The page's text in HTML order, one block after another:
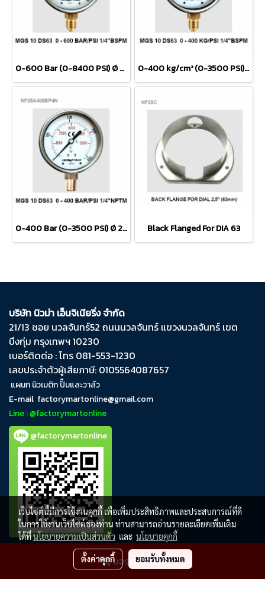
ขอราคาสินค้า
0-600 Bar (0-8400 PSI) Ø 2.5" Brass Lower BSPM 0-400 kg/cm² (0-3500 PSI) Ø 2.5" Brass Lower BSPM
0-400 Bar (0-3500 PSI) Ø 2.5" Brass Lower NPTM Black Flanged For DIA 63
บริษัท นิวม่า เอ็นจิเนียริ่ง จำกัด
21/13 ซอย นวลจันทร์​52 ถนน​นวลจันทร์​ แขวง​นวลจันทร์​ เขต​
บึงกุ่ม​ กรุงเทพฯ​ 10230
เบอร์ติดต่อ : โทร 081-553-1230
เลขประจำตัวผู้เสียภาษี: 0105564087657
แผนก นิวเมติก ปั๊มและวาล์ว
E-mail factorymartonline@gmail.com
Line : @factorymartonline
@factorymartonline
FactoryMartOnline
เว็บไซต์นี้มีการใช้งานคุกกี้ เพื่อเพิ่มประสิทธิภาพและประสบการณ์ที่ดี
ในการใช้งานเว็บไซต์ของท่าน ท่านสามารถอ่านรายละเอียดเพิ่มเติม
ได้ที่นโยบายความเป็นส่วนตัว และ นโยบายคุกกี้
ตั้งค่าคุกกี้ ยอมรับทั้งหมด